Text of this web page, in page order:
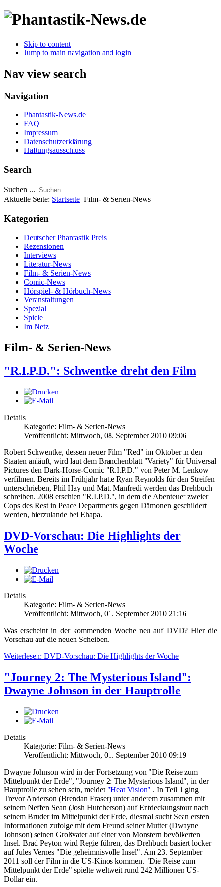
Skip to content
Jump to main navigation and login
Nav view search
Navigation
Phantastik-News.de
FAQ
Impressum
Datenschutzerklärung
Haftungsausschluss
Search
Suchen ...
Aktuelle Seite: Startseite Film- & Serien-News
Kategorien
Deutscher Phantastik Preis
Rezensionen
Interviews
Literatur-News
Film- & Serien-News
Comic-News
Hörspiel- & Hörbuch-News
Veranstaltungen
Spezial
Spiele
Im Netz
Film- & Serien-News
"R.I.P.D.": Schwentke dreht den Film
Details
Kategorie: Film- & Serien-News
Veröffentlicht: Mittwoch, 08. September 2010 09:06
Robert Schwentke, dessen neuer Film "Red" im Oktober in den
Staaten anläuft, wird laut dem Branchenblatt "Variety" für Universal
Pictures den Dark-Horse-Comic "R.I.P.D." von Peter M. Lenkow
verfilmen. Bereits im Frühjahr hatte Ryan Reynolds für den Streifen
unterschrieben, Phil Hay und Matt Manfredi werden das Drehbuch
schreiben. 2008 erschien "R.I.P.D.", in dem die Abenteuer zweier
Cops des Rest in Peace Departments gegen Dämonen geschildert
werden, hierzulande bei Ehapa.
DVD-Vorschau: Die Highlights der
Woche
Details
Kategorie: Film- & Serien-News
Veröffentlicht: Mittwoch, 01. September 2010 21:16
Was erscheint in der kommenden Woche neu auf DVD? Hier die
Vorschau auf die neuen Scheiben.
Weiterlesen: DVD-Vorschau: Die Highlights der Woche
"Journey 2: The Mysterious Island":
Dwayne Johnson in der Hauptrolle
Details
Kategorie: Film- & Serien-News
Veröffentlicht: Mittwoch, 01. September 2010 09:19
Dwayne Johnson wird in der Fortsetzung von "Die Reise zum
Mittelpunkt der Erde", "Journey 2: The Mysterious Island", in der
Hauptrolle zu sehen sein, meldet "Heat Vision" . In Teil 1 ging
Trevor Anderson (Brendan Fraser) unter anderem zusammen mit
seinem Neffen Sean (Josh Hutcherson) auf Entdeckungstour nach
seinem Bruder im Mittelpunkt der Erde, diesmal sucht Sean ersten
Informationen zufolge mit dem Freund seiner Mutter (Dwayne
Johnson) seinen Großvater auf einer von Monstern bevölkerten
Insel. Brad Peyton wird Regie führen, das Drehbuch basiert locker
auf Jules Vernes "Die geheimnisvolle Insel". Am 23. September
2011 soll der Film in die US-Kinos kommen. "Die Reise zum
Mittelpunkt der Erde" spielte weltweit rund 242 Millionen US-
Dollar ein.